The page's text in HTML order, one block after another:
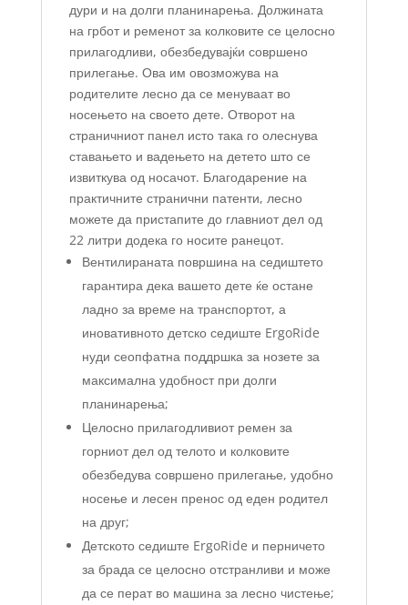
дури и на долги планинарења. Должината
на грбот и ременот за колковите се целосно
прилагодливи, обезбедувајќи совршено
прилегање. Ова им овозможува на
родителите лесно да се менуваат во
носењето на своето дете. Отворот на
страничниот панел исто така го олеснува
ставањето и вадењето на детето што се
извиткува од носачот. Благодарение на
практичните странични патенти, лесно
можете да пристапите до главниот дел од
22 литри додека го носите ранецот.
Вентилираната површина на седиштето
гарантира дека вашето дете ќе остане
ладно за време на транспортот, а
иновативното детско седиште ErgoRide
нуди сеопфатна поддршка за нозете за
максимална удобност при долги
планинарења;
Целосно прилагодливиот ремен за
горниот дел од телото и колковите
обезбедува совршено прилегање, удобно
носење и лесен пренос од еден родител
на друг;
Детското седиште ErgoRide и перничето
за брада се целосно отстранливи и може
да се перат во машина за лесно чистење;